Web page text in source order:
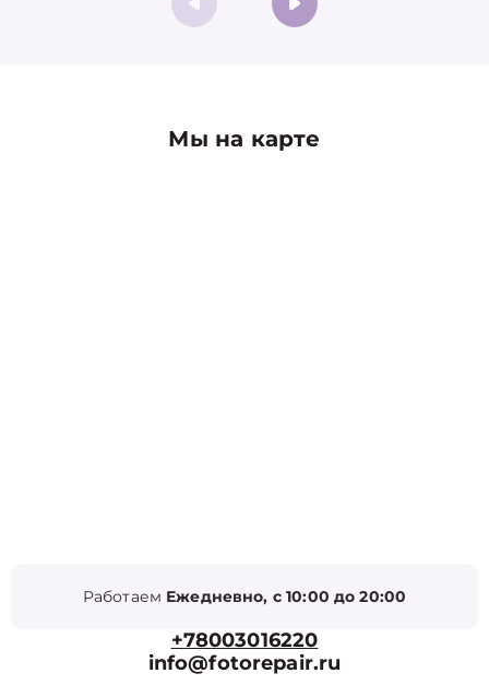
Мы на карте
Работаем Ежедневно, с 10:00 до 20:00
+78003016220
info@fotorepair.ru